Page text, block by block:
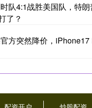
队4:1战胜美国队，特
了？
方突然降价，iPhone17